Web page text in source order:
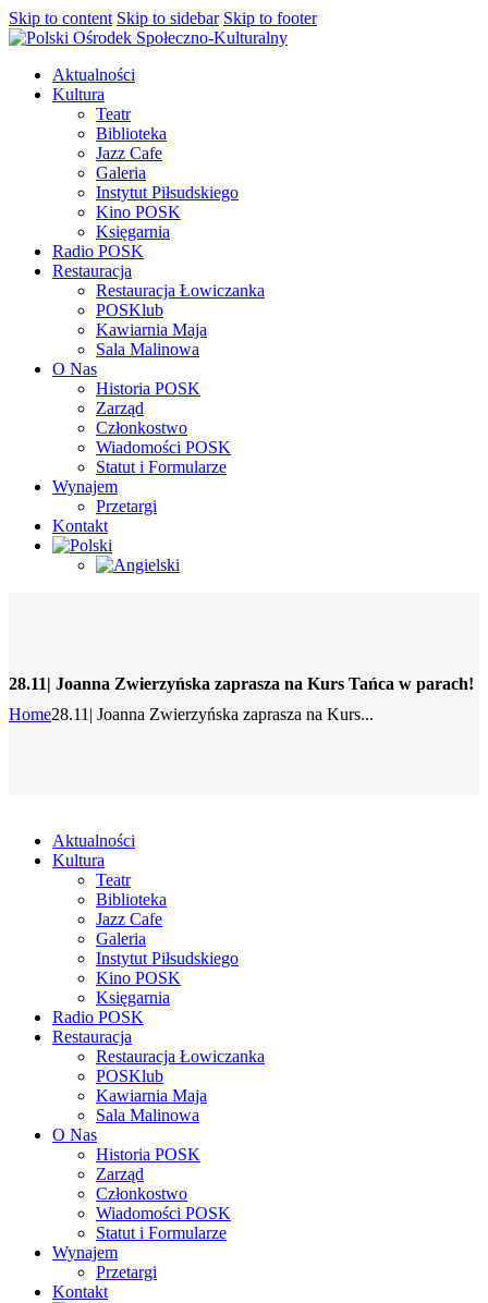
Skip to content Skip to sidebar Skip to footer
Aktualności
Kultura
Teatr
Biblioteka
Jazz Cafe
Galeria
Instytut Piłsudskiego
Kino POSK
Księgarnia
Radio POSK
Restauracja
Restauracja Łowiczanka
POSKlub
Kawiarnia Maja
Sala Malinowa
O Nas
Historia POSK
Zarząd
Członkostwo
Wiadomości POSK
Statut i Formularze
Wynajem
Przetargi
Kontakt
28.11| Joanna Zwierzyńska zaprasza na Kurs Tańca w parach!
Home28.11| Joanna Zwierzyńska zaprasza na Kurs...
Aktualności
Kultura
Teatr
Biblioteka
Jazz Cafe
Galeria
Instytut Piłsudskiego
Kino POSK
Księgarnia
Radio POSK
Restauracja
Restauracja Łowiczanka
POSKlub
Kawiarnia Maja
Sala Malinowa
O Nas
Historia POSK
Zarząd
Członkostwo
Wiadomości POSK
Statut i Formularze
Wynajem
Przetargi
Kontakt